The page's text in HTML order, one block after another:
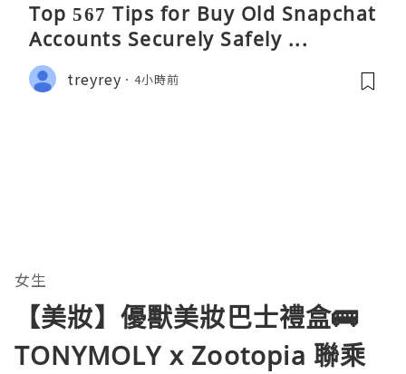
Top 567 Tips for Buy Old Snapchat
Accounts Securely Safely ...
treyrey 4小時前
女生
【美妝】優獸美妝巴士禮盒🚌
TONYMOLY x Zootopia 聯乘